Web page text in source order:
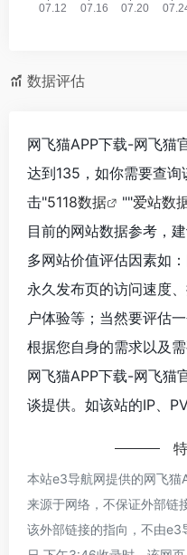
数据评估
网飞猫APP下载-网飞猫
达到135，如你需要查
击"5118数据 ""爱站数
目前的网站数据参考，
多网站价值评估因素如
永久发布页的访问速度
户体验等；当然要评估
根据您自身的需求以及
网飞猫APP下载-网飞猫
谈提供。如该站的IP、
本站e3导航网提供的网飞
来源于网络，不保证外部链
该外部链接的指向，不由